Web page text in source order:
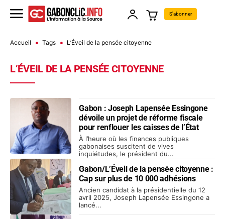
S'abonner
Accueil Tags L’Éveil de la pensée citoyenne
L’ÉVEIL DE LA PENSÉE CITOYENNE
Gabon : Joseph Lapensée Essingone
dévoile un projet de réforme fiscale
pour renflouer les caisses de l’État
À l’heure où les finances publiques
gabonaises suscitent de vives
inquiétudes, le président du...
Gabon/L’Éveil de la pensée citoyenne :
Cap sur plus de 10 000 adhésions
Ancien candidat à la présidentielle du 12
avril 2025, Joseph Lapensée Essingone a
lancé...